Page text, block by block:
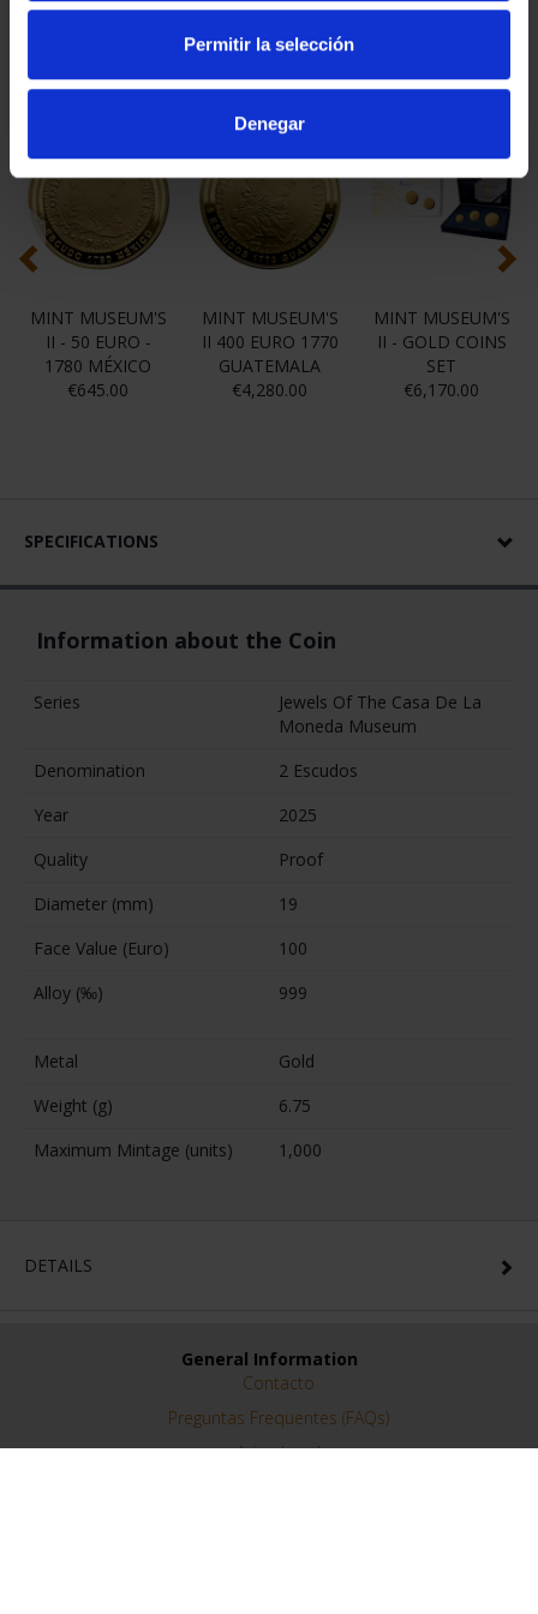
Permitir la selección
Denegar
You may also be interested in these products:
MINT MUSEUM'S
II - 50 EURO -
1780 MÉXICO
€645.00
MINT MUSEUM'S
II 400 EURO 1770
GUATEMALA
€4,280.00
MINT MUSEUM'S
II - GOLD COINS
SET
€6,170.00
SPECIFICATIONS
Information about the Coin
Series
Jewels Of The Casa De La
Moneda Museum
Denomination
2 Escudos
Year
2025
Quality
Proof
Diameter (mm)
19
Face Value (Euro)
100
Alloy (‰)
999
Metal
Gold
Weight (g)
6.75
Maximum Mintage (units)
1,000
DETAILS
General Information
Contacto
Preguntas Frequentes (FAQs)
Aviso Legal